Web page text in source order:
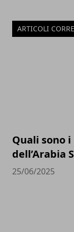
ARTICOLI
Quali sono
dell’Arabia
25/06/2025